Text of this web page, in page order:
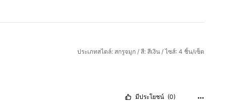
ประเภทสไตล์: สกรูจมูก / สี: สีเงิน / ไซส์: 4 ชิ้น/เซ็ต
มีประโยชน์ (0)